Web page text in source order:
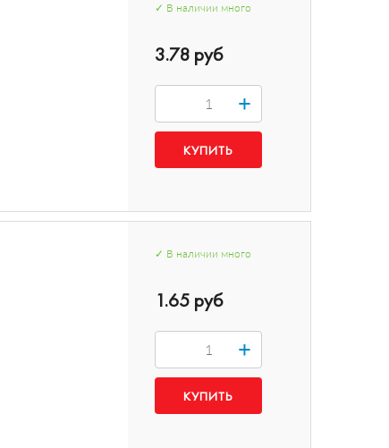
✓ В наличии много
3.78 руб
+
✓ В наличии много
1.65 руб
+